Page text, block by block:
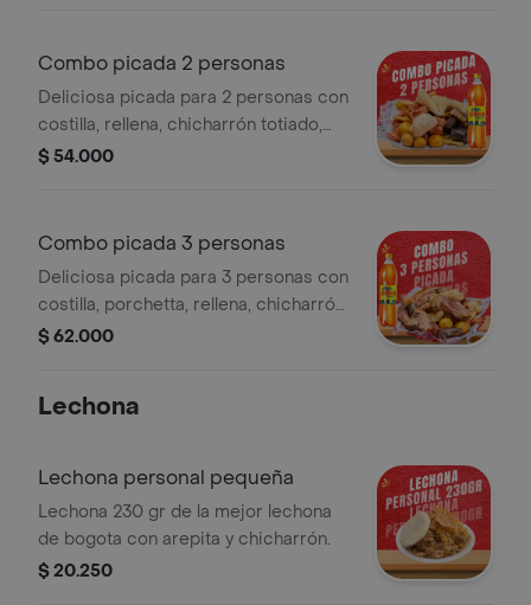
Combo picada 2 personas
Deliciosa picada para 2 personas con
costilla, rellena, chicharrón totiado,
carnudo, longaniza, chorizo, papa
$ 54.000
Combo picada 3 personas
Deliciosa picada para 3 personas con
costilla, porchetta, rellena, chicharrón
toteado, carnudo, longaniza, chorizo,
$ 62.000
Lechona
Lechona personal pequeña
Lechona 230 gr de la mejor lechona
de bogota con arepita y chicharrón.
$ 20.250